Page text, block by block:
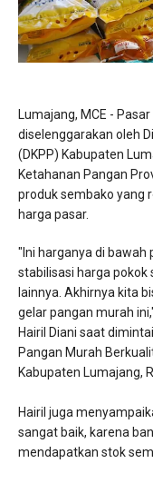
Lumajang, MCE -
diselenggarakan oleh
(DKPP) Kabupaten
Ketahanan Pangan
produk sembako yang
harga pasar.
"Ini harganya di bawah
stabilisasi harga pokok
lainnya. Akhirnya kita
gelar pangan murah
Hairil Diani saat
Pangan Murah
Kabupaten Lumajang,
Hairil juga
sangat baik, karena
mendapatkan stok